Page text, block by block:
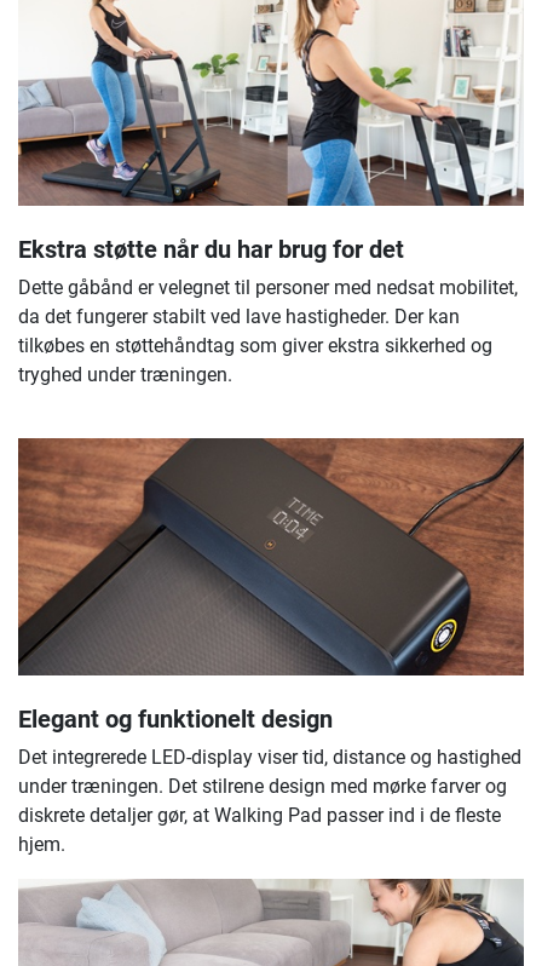
Ekstra støtte når du har brug for det
Dette gåbånd er velegnet til personer med nedsat mobilitet,
da det fungerer stabilt ved lave hastigheder. Der kan
tilkøbes en støttehåndtag som giver ekstra sikkerhed og
tryghed under træningen.
Elegant og funktionelt design
Det integrerede LED-display viser tid, distance og hastighed
under træningen. Det stilrene design med mørke farver og
diskrete detaljer gør, at Walking Pad passer ind i de fleste
hjem.